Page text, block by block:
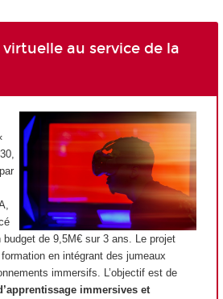
au service de la
budget de 9,5M€ sur 3 ans. Le projet
en intégrant des jumeaux
immersifs. L’objectif est de
immersives et